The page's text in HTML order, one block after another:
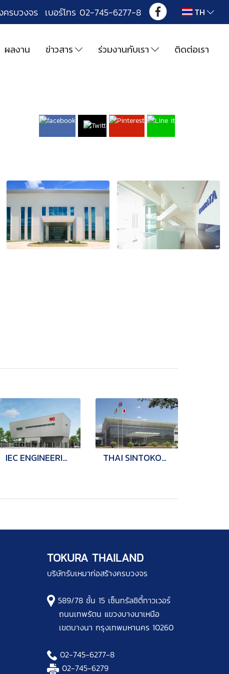
ครบวงจร เบอร์โทร 02-745-6277-8 TH
ผลงาน ข่าวสาร ร่วมงานกับเรา ติดต่อเรา
IEC ENGINEERING THAI SINTOKOGIO
TOKURA THAILAND
บริษัทรับเหมาก่อสร้างครบวงจร
589/78 ชั้น 15 เซ็นทรัลชิตี้ทาวเวอร์
ถนนเทพรัตน แขวงบางนาเหนือ
เขตบางนา กรุงเทพมหานคร 10260
02-745-6277-8
02-745-6279